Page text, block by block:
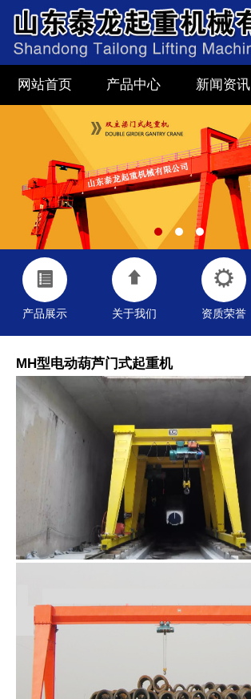
网站首页 产品中心 新闻资讯
产品展示 关于我们 资质荣誉
MH型电动葫芦门式起重机